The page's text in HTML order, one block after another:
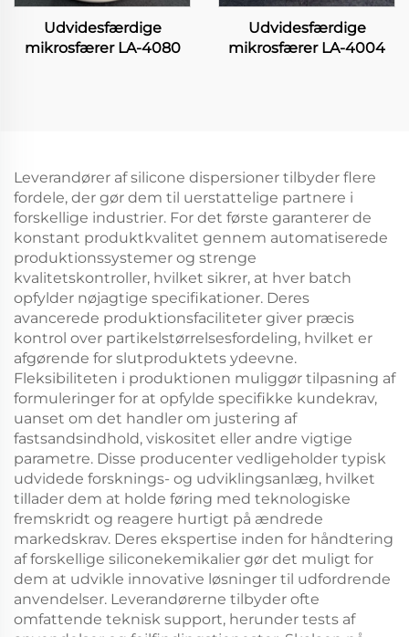
Udvidesfærdige
mikrosfærer LA-4080
Udvidesfærdige
mikrosfærer LA-4004
Leverandører af silicone dispersioner tilbyder flere
fordele, der gør dem til uerstattelige partnere i
forskellige industrier. For det første garanterer de
konstant produktkvalitet gennem automatiserede
produktionssystemer og strenge
kvalitetskontroller, hvilket sikrer, at hver batch
opfylder nøjagtige specifikationer. Deres
avancerede produktionsfaciliteter giver præcis
kontrol over partikelstørrelsesfordeling, hvilket er
afgørende for slutproduktets ydeevne.
Fleksibiliteten i produktionen muliggør tilpasning af
formuleringer for at opfylde specifikke kundekrav,
uanset om det handler om justering af
fastsandsindhold, viskositet eller andre vigtige
parametre. Disse producenter vedligeholder typisk
udvidede forsknings- og udviklingsanlæg, hvilket
tillader dem at holde føring med teknologiske
fremskridt og reagere hurtigt på ændrede
markedskrav. Deres ekspertise inden for håndtering
af forskellige siliconekemikalier gør det muligt for
dem at udvikle innovative løsninger til udfordrende
anvendelser. Leverandørerne tilbyder ofte
omfattende teknisk support, herunder tests af